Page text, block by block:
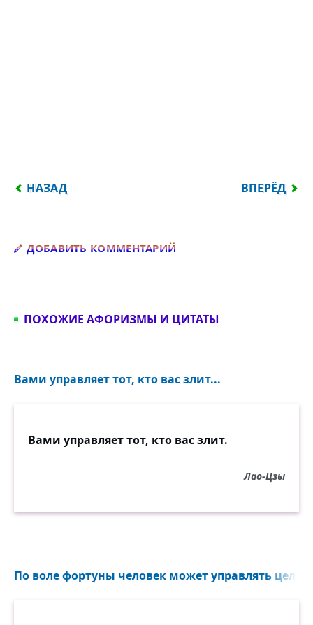
ПРЕДЫДУЩИЙ: БУДЬТЕ ВНИМАТЕЛЬНЫ К
НАЗАД ВПЕРЁД
ДОБАВИТЬ КОММЕНТАРИЙ
ПОХОЖИЕ АФОРИЗМЫ И ЦИТАТЫ
Вами управляет тот, кто вас злит...
Вами управляет тот, кто вас злит.
Лао-Цзы
По воле фортуны человек может управлять